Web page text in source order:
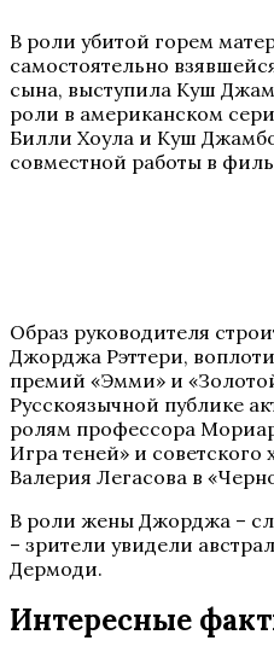
В роли убитой горем
самостоятельно
сына, выступила Куш
роли в американском
Билли Хоула и Куш
совместной работы в
Образ руководителя
Джорджа Рэттери,
премий «Эмми» и
Русскоязычной публике
ролям профессора
Игра теней» и
Валерия Легасова в
В роли жены Джорджа –
– зрители увидели
Дермоди.
Интересные